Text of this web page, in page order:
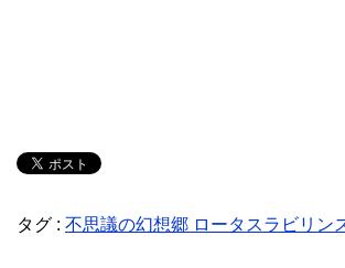
タグ : 不思議の幻想郷 ロータスラビリン